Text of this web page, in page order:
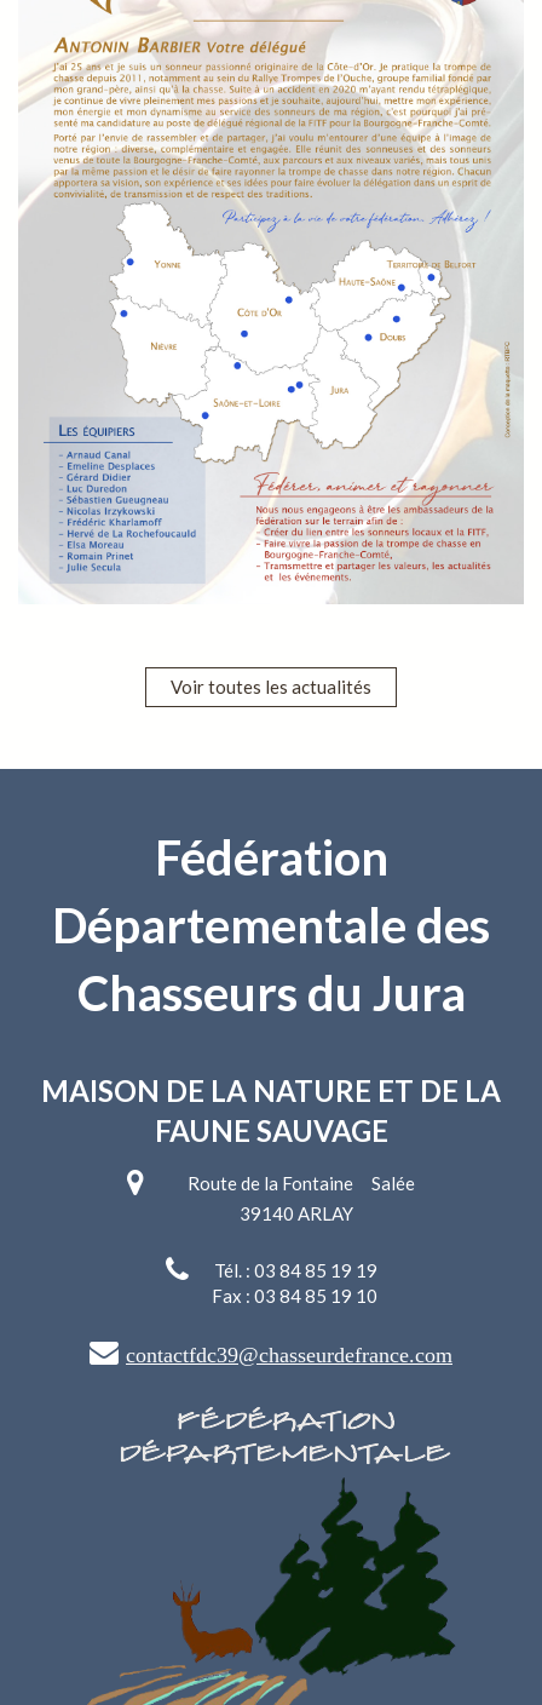
Voir toutes les actualités
Fédération
Départementale des
Chasseurs du Jura
MAISON DE LA NATURE ET DE LA
FAUNE SAUVAGE
Route de la Fontaine Salée
39140 ARLAY
Tél. : 03 84 85 19 19
Fax : 03 84 85 19 10
contactfdc39@chasseurdefrance.com